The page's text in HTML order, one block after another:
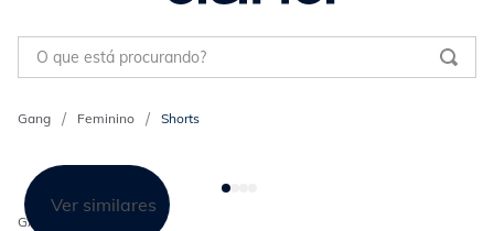
O que está procurando?
Feminino Shorts
Ver similares
GANG